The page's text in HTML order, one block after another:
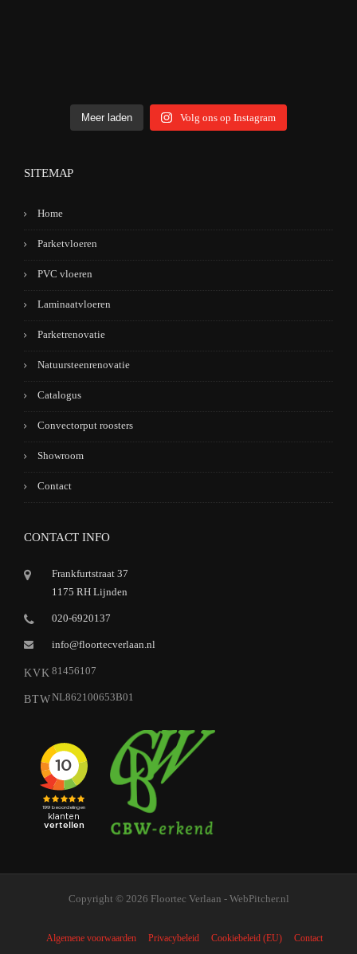
Meer laden Volg ons op Instagram
SITEMAP
Home
Parketvloeren
PVC vloeren
Laminaatvloeren
Parketrenovatie
Natuursteenrenovatie
Catalogus
Convectorput roosters
Showroom
Contact
CONTACT INFO
Frankfurtstraat 37
1175 RH Lijnden
020-6920137
info@floortecverlaan.nl
KVK 81456107
BTWNL862100653B01
Copyright © 2026 Floortec Verlaan - WebPitcher.nl
Algemene voorwaarden Privacybeleid Cookiebeleid (EU) Contact